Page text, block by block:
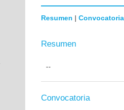
Resumen | Convocatoria
Resumen
--
Convocatoria